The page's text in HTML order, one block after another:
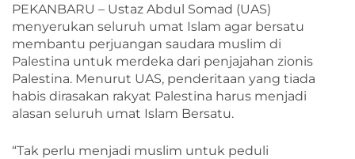
PEKANBARU – Ustaz Abdul Somad (UAS)
menyerukan seluruh umat Islam agar bersatu
membantu perjuangan saudara muslim di
Palestina untuk merdeka dari penjajahan zionis
Palestina. Menurut UAS, penderitaan yang tiada
habis dirasakan rakyat Palestina harus menjadi
alasan seluruh umat Islam Bersatu.
“Tak perlu menjadi muslim untuk peduli